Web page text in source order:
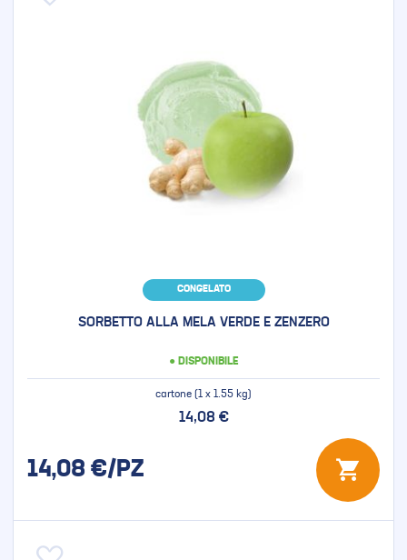
CONGELATO
SORBETTO ALLA MELA VERDE E ZENZERO
● DISPONIBILE
cartone (1 x 1.55 kg)
14,08 €
14,08 €/PZ